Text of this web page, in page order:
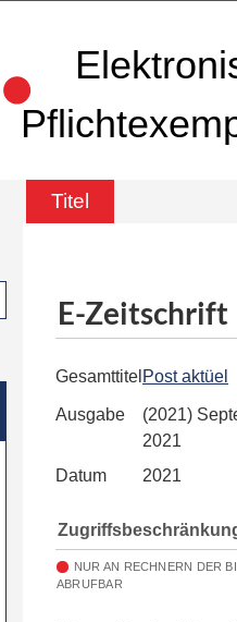
Titel
E-Zeitschrift
Gesamttitel Post aktüel
Ausgabe
(2021)
2021
Datum
2021
NUR AN RECHNERN DER
ABRUFBAR